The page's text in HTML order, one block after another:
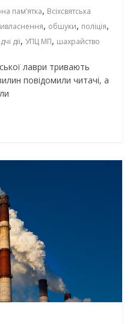
пам’ятка, Всіхсвятська
, обшуки, поліція,
дії, УПЦ МП, шахрайство
лаври тривають
повідомили читачі, а